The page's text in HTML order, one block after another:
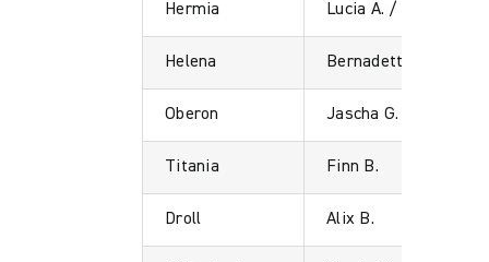
Hermia Lucia A. / Emma W.
Helena Bernadette G. / Nele
Oberon Jascha G.
Titania Finn B.
Droll Alix B.